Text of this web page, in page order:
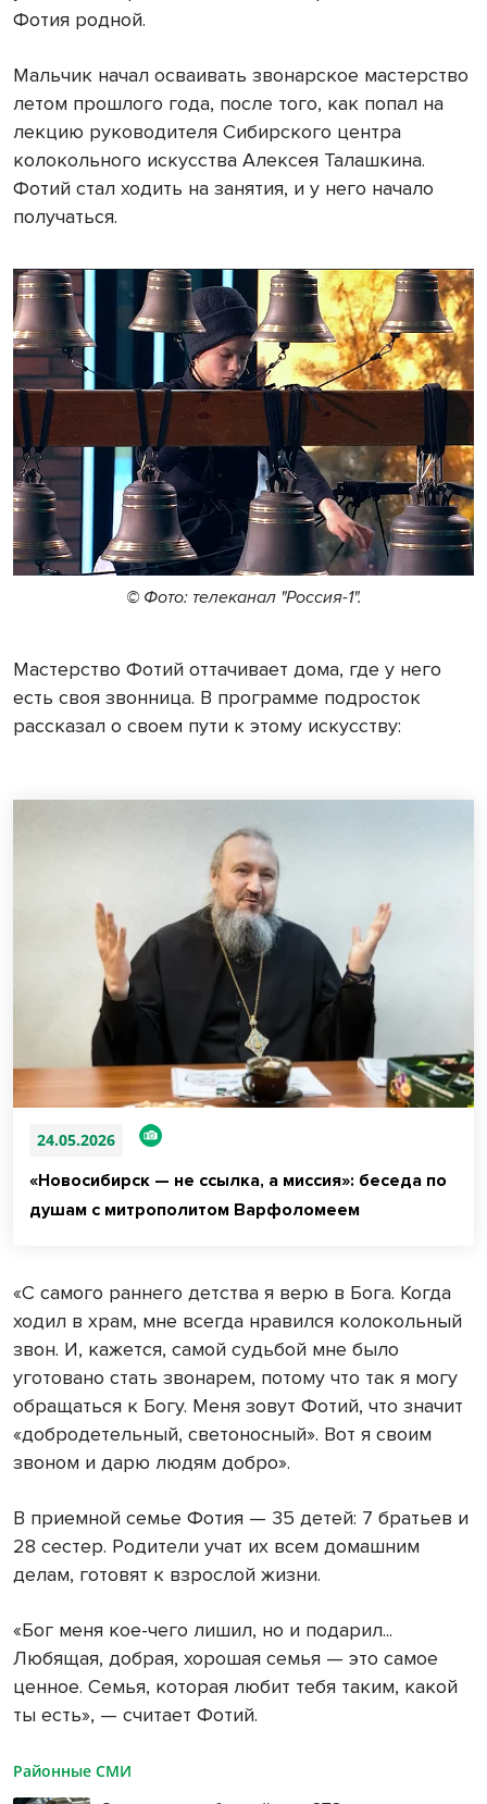
Фотия родной.
Мальчик начал осваивать звонарское мастерство
летом прошлого года, после того, как попал на
лекцию руководителя Сибирского центра
колокольного искусства Алексея Талашкина.
Фотий стал ходить на занятия, и у него начало
получаться.
© Фото: телеканал "Россия-1".
Мастерство Фотий оттачивает дома, где у него
есть своя звонница. В программе подросток
рассказал о своем пути к этому искусству:
24.05.2026
«Новосибирск — не ссылка, а миссия»: беседа по
душам с митрополитом Варфоломеем
«С самого раннего детства я верю в Бога. Когда
ходил в храм, мне всегда нравился колокольный
звон. И, кажется, самой судьбой мне было
уготовано стать звонарем, потому что так я могу
обращаться к Богу. Меня зовут Фотий, что значит
«добродетельный, светоносный». Вот я своим
звоном и дарю людям добро».
В приемной семье Фотия — 35 детей: 7 братьев и
28 сестер. Родители учат их всем домашним
делам, готовят к взрослой жизни.
«Бог меня кое-чего лишил, но и подарил...
Любящая, добрая, хорошая семья — это самое
ценное. Семья, которая любит тебя таким, какой
ты есть», — считает Фотий.
Районные СМИ